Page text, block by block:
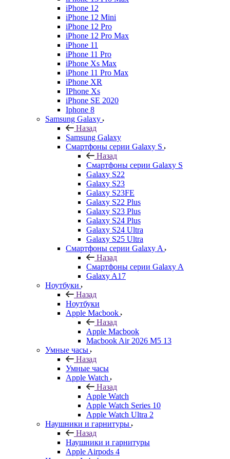
iPhone 12
iPhone 12 Mini
iPhone 12 Pro
iPhone 12 Pro Max
iPhone 11
iPhone 11 Pro
iPhone Xs Max
iPhone 11 Pro Max
iPhone XR
IPhone Xs
iPhone SE 2020
Iphone 8
Samsung Galaxy
Назад
Samsung Galaxy
Смартфоны серии Galaxy S
Назад
Смартфоны серии Galaxy S
Galaxy S22
Galaxy S23
Galaxy S23FE
Galaxy S22 Plus
Galaxy S23 Plus
Galaxy S24 Plus
Galaxy S24 Ultra
Galaxy S25 Ultra
Смартфоны серии Galaxy A
Назад
Смартфоны серии Galaxy A
Galaxy A17
Ноутбуки
Назад
Ноутбуки
Apple Macbook
Назад
Apple Macbook
Macbook Air 2026 M5 13
Умные часы
Назад
Умные часы
Apple Watch
Назад
Apple Watch
Apple Watch Series 10
Apple Watch Ultra 2
Наушники и гарнитуры
Назад
Наушники и гарнитуры
Apple Airpods 4